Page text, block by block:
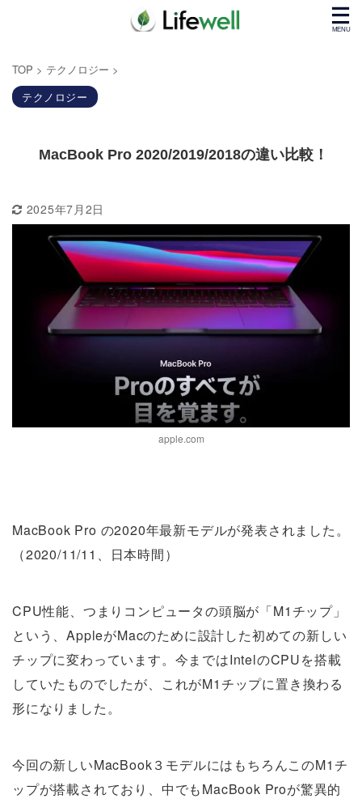
TOP > テクノロジー >
テクノロジー
MacBook Pro 2020/2019/2018の違い比較！
2025年7月2日
apple.com
MacBook Pro の2020年最新モデルが発表されました。
（2020/11/11、日本時間）
CPU性能、つまりコンピュータの頭脳が「M1チップ」
という、AppleがMacのために設計した初めての新しい
チップに変わっています。今まではIntelのCPUを搭載
していたものでしたが、これがM1チップに置き換わる
形になりました。
今回の新しいMacBook３モデルにはもちろんこのM1チ
ップが搭載されており、中でもMacBook Proが驚異的